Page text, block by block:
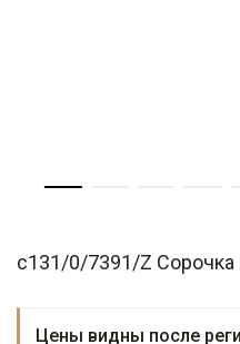
c131/0/7391/Z Сорочка
Цены видны после